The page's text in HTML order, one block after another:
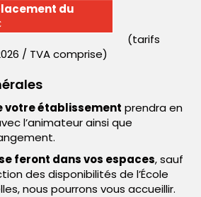
du
(tarifs
/ TVA comprise)
votre établissement prendra en
l’animateur ainsi que
feront dans vos espaces, sauf
des disponibilités de l’École
nous pourrons vous accueillir.